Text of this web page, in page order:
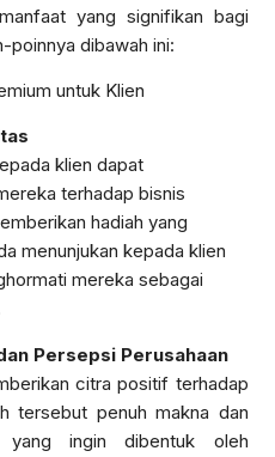
yang signifikan bagi
poinnya dibawah ini:
untuk Klien
klien dapat
terhadap bisnis
hadiah yang
menunjukan kepada klien
mereka sebagai
Persepsi Perusahaan
citra positif terhadap
tersebut penuh makna dan
yang ingin dibentuk oleh